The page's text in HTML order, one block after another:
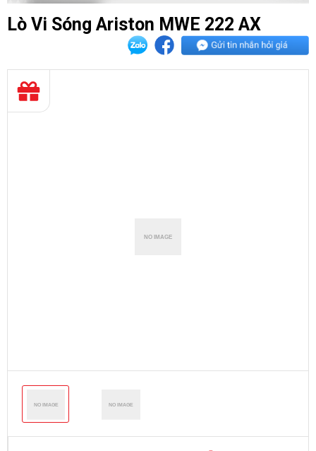
Lò Vi Sóng Ariston MWE 222 AX